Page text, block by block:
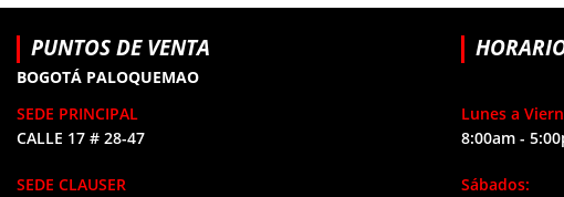
PUNTOS DE VENTA
BOGOTÁ PALOQUEMAO
SEDE PRINCIPAL
CALLE 17 # 28-47
SEDE CLAUSER
Lunes a
8:00am -
Sábados: